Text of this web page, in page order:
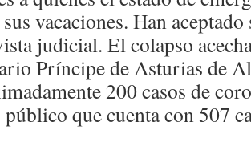
vacaciones. Han
judicial. El colapso
Príncipe de Asturias de
200 casos de
que cuenta con 507